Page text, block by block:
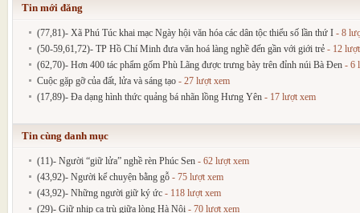
Tin mới đăng
(77,81)- Xã Phú Túc khai mạc Ngày hội văn hóa các dân tộc thiểu số lần thứ I - 8
(50-59,61,72)- TP Hồ Chí Minh đưa văn hoá làng nghề đến gần với giới trẻ - 12
(62,70)- Hơn 400 tác phẩm gốm Phù Lãng được trưng bày trên đỉnh núi Bà Đen - 6
Cuộc gặp gỡ của đất, lửa và sáng tạo - 27 lượt xem
(17,89)- Đa dạng hình thức quảng bá nhãn lồng Hưng Yên - 17 lượt xem
Tin cùng danh mục
(11)- Người “giữ lửa” nghề rèn Phúc Sen - 62 lượt xem
(43,92)- Người kể chuyện bằng gỗ - 75 lượt xem
(43,92)- Những người giữ ký ức - 118 lượt xem
(29)- Giữ nhịp ca trù giữa lòng Hà Nội - 70 lượt xem